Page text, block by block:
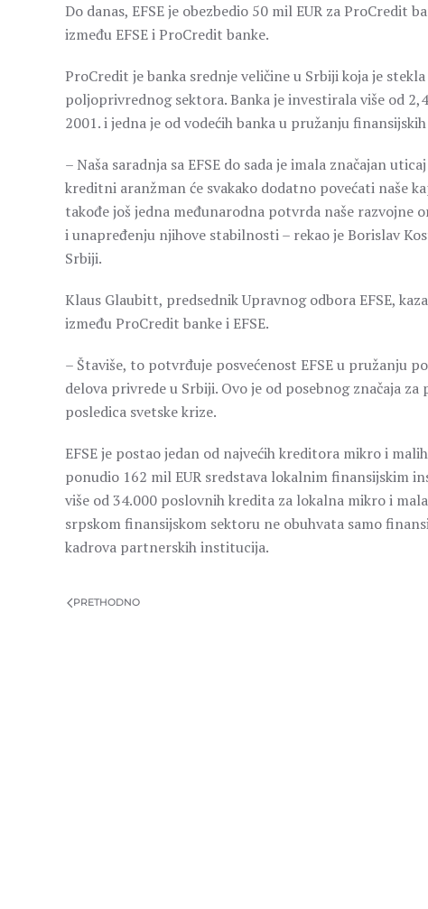
Do danas, EFSE je obezbedio 50 mil EUR za
između EFSE i ProCredit banke.
ProCredit je banka srednje veličine u Srbiji koja je
poljoprivrednog sektora. Banka je investirala više od
2001. i jedna je od vodećih banka u pružanju
– Naša saradnja sa EFSE do sada je imala značajan
kreditni aranžman će svakako dodatno povećati naše
takođe još jedna međunarodna potvrda naše
i unapređenju njihove stabilnosti – rekao je Borislav
Srbiji.
Klaus Glaubitt, predsednik Upravnog odbora EFSE,
između ProCredit banke i EFSE.
– Štaviše, to potvrđuje posvećenost EFSE u pružanju
delova privrede u Srbiji. Ovo je od posebnog značaja
posledica svetske krize.
EFSE je postao jedan od najvećih kreditora mikro i
ponudio 162 mil EUR sredstava lokalnim finansijskim
više od 34.000 poslovnih kredita za lokalna mikro i
srpskom finansijskom sektoru ne obuhvata samo
kadrova partnerskih institucija.
PRETHODNO